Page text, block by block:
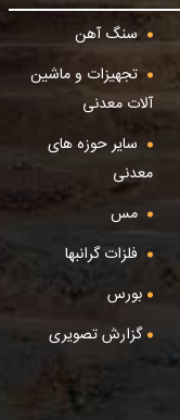
سنگ آهن
تجهیزات و ماشین
آلات معدنی
سایر حوزه های
معدنی
مس
فلزات گرانبها
بورس
گزارش تصویری